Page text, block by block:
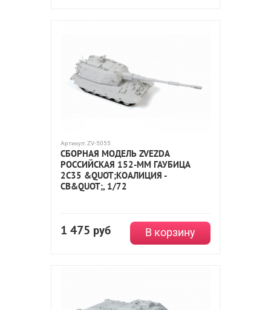
Артикул:ZV-5055
СБОРНАЯ МОДЕЛЬ ZVEZDA
РОССИЙСКАЯ 152-ММ ГАУБИЦА
2С35 &QUOT;КОАЛИЦИЯ -
СВ&QUOT;, 1/72
1 475 руб В корзину